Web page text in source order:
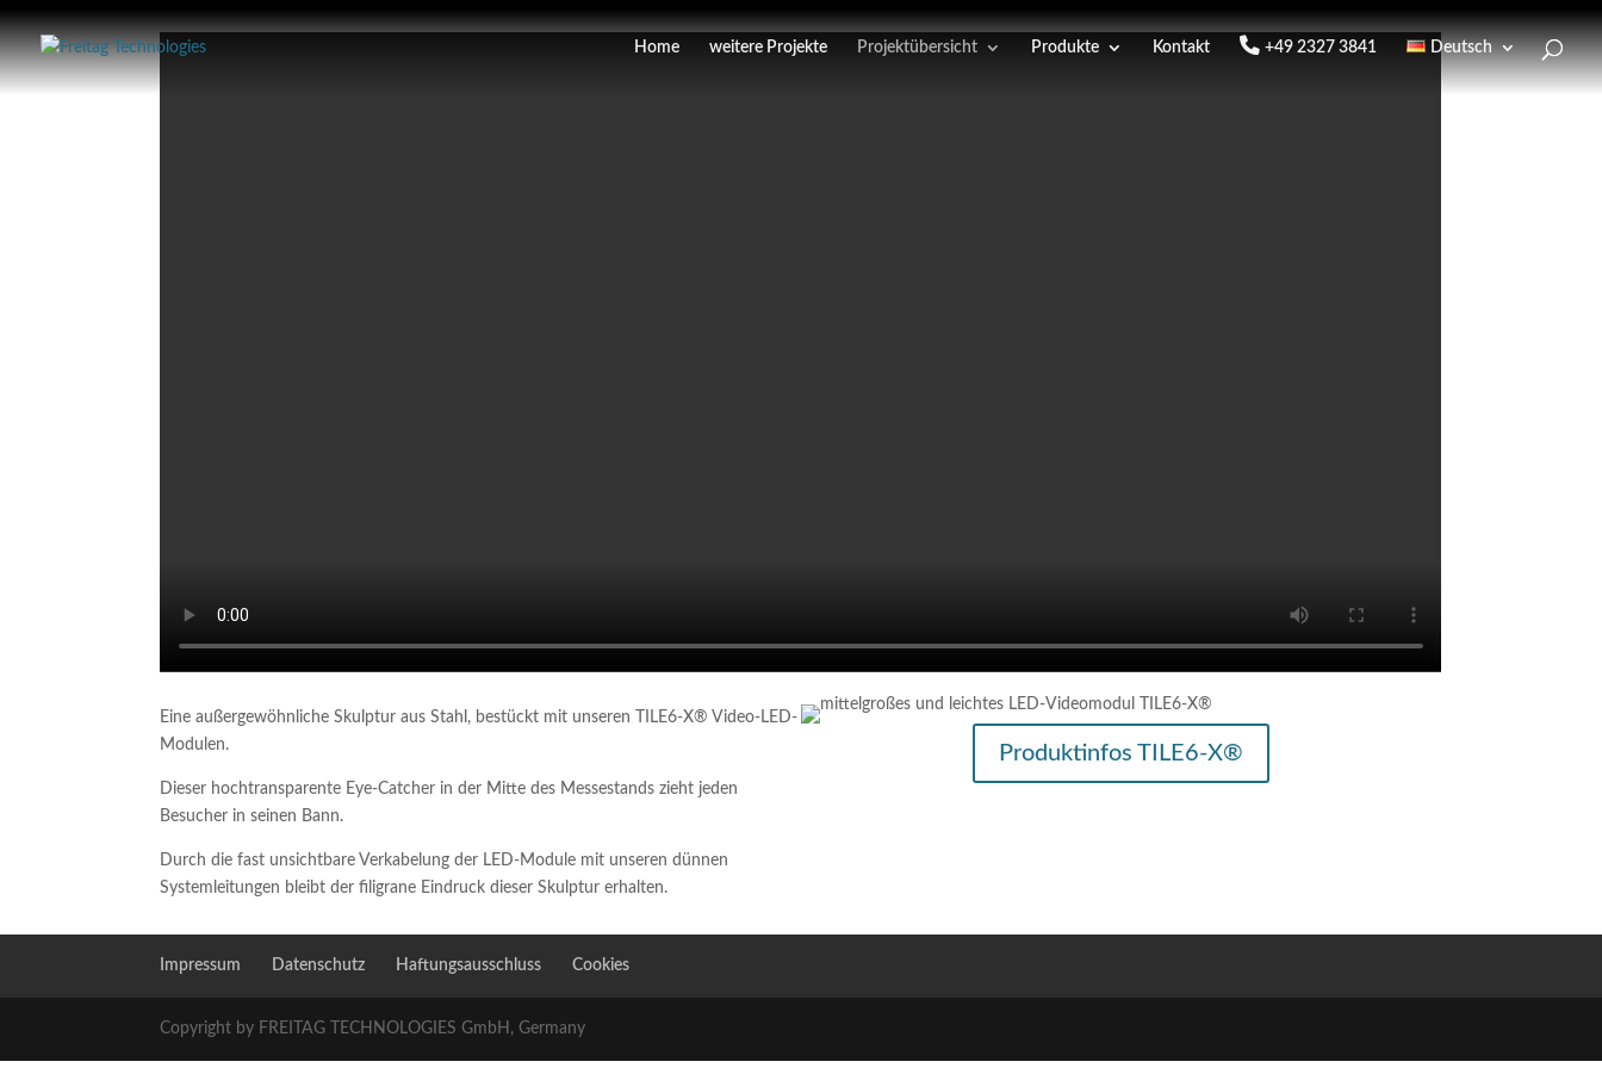
Home weitere Projekte Projektübersicht Produkte Kontakt +49 2327 3841 Deutsch
Eine außergewöhnliche Skulptur aus Stahl, bestückt mit unseren TILE6-X® Video-LED-
Modulen.
Dieser hochtransparente Eye-Catcher in der Mitte des Messestands zieht jeden
Besucher in seinen Bann.
Durch die fast unsichtbare Verkabelung der LED-Module mit unseren dünnen
Systemleitungen bleibt der filigrane Eindruck dieser Skulptur erhalten.
Produktinfos TILE6-X®
Impressum Datenschutz Haftungsausschluss Cookies
Copyright by FREITAG TECHNOLOGIES GmbH, Germany